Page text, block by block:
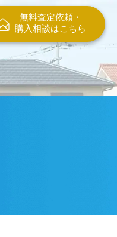
無料査定依頼・
購入相談はこちら